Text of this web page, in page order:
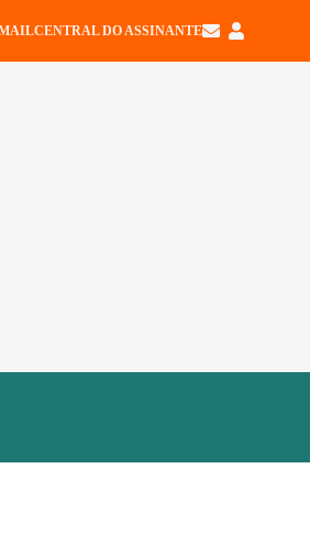
CENTRAL DO ASSINANTE